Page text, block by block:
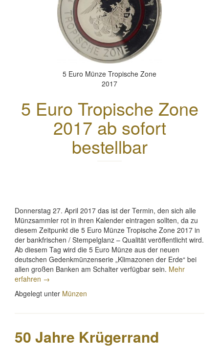
5 Euro Münze Tropische Zone
2017
5 Euro Tropische Zone
2017 ab sofort
bestellbar
Donnerstag 27. April 2017 das ist der Termin, den sich alle
Münzsammler rot in ihren Kalender eintragen sollten, da zu
diesem Zeitpunkt die 5 Euro Münze Tropische Zone 2017 in
der bankfrischen / Stempelglanz – Qualität veröffentlicht wird.
Ab diesem Tag wird die 5 Euro Münze aus der neuen
deutschen Gedenkmünzenserie „Klimazonen der Erde“ bei
allen großen Banken am Schalter verfügbar sein. Mehr
erfahren „5
Münze
aus
→
Abgelegt unter Münzen
50 Jahre Krügerrand